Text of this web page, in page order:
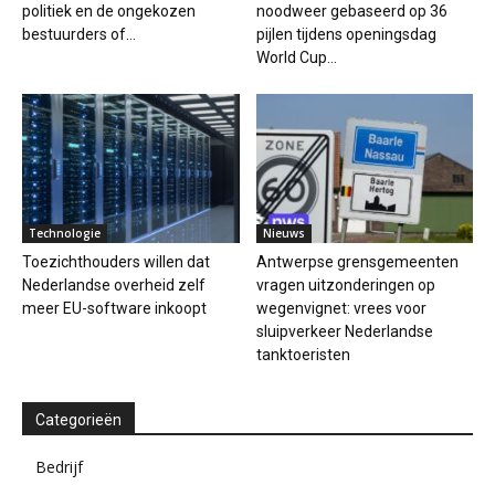
politiek en de ongekozen
bestuurders of...
noodweer gebaseerd op 36
pijlen tijdens openingsdag
World Cup...
Technologie
Toezichthouders willen dat
Nederlandse overheid zelf
meer EU-software inkoopt
Nieuws
Antwerpse grensgemeenten
vragen uitzonderingen op
wegenvignet: vrees voor
sluipverkeer Nederlandse
tanktoeristen
Categorieën
Bedrijf